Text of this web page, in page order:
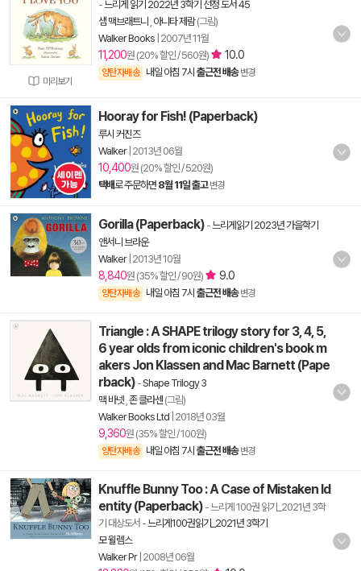
미리보기
-느리게 읽기 2022년 3학기 선정 도서 45
샘 맥브래트니 아니타 제람(그림)
Walker Books 2007년 11월
11,200원 (20% 할인 / 560원) 10.0
양탄자배송 내일 아침 7시 출근전 배송 변경
Hooray for Fish! (Paperback)
루시 커진즈
Walker| 2013년 06월
10,400원 (20% 할인 / 520원)
택배로 주문하면 8월 11일 출고 변경
Gorilla (Paperback) -느리게읽기 2023년 가을학기
앤서니 브라운
Walker| 2013년 10월
8,840원 (35% 할인 / 90원) 9.0
양탄자배송 내일 아침 7시 출근전 배송 변경
Triangle : A SHAPE trilogy story for 3, 4, 5,
6 year olds from iconic children's book m
akers Jon Klassen and Mac Barnett (Pape
rback) -Shape Trilogy 3
맥 바넷 존 클라센 (그림)
Walker Books Ltd 2018년 03월
9,360원 (35% 할인 / 100원)
양탄자배송 내일 아침 7시 출근전 배송 변경
Knuffle Bunny Too : A Case of Mistaken Id
entity (Paperback) - 느리게 100권 읽기_2021년 3학
기 대상도서 -느리게100권읽기_2021년 3학기
모 윌렘스
Walker Pr| 2008년 06월